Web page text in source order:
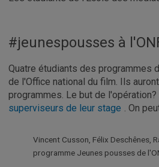
#jeunespousses à
Quatre étudiants des programmes
de l'Office national du film. Ils
programmes. Le but de
superviseurs de leur stage . On
Vincent Cusson, Félix Deschênes,
programme Jeunes pousses de